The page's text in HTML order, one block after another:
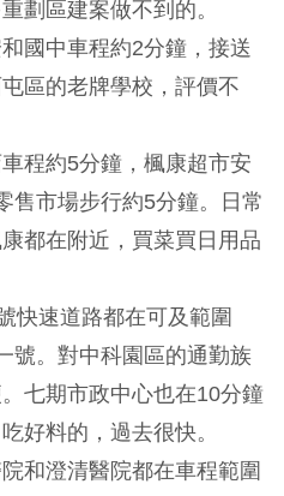
劃區建案做不到的。
國中車程約2分鐘，接送
區的老牌學校，評價不
車程約5分鐘，楓康超市安
售市場步行約5分鐘。日常
都在附近，買菜買日用品
快速道路都在可及範圍
號。對中科園區的通勤族
七期市政中心也在10分鐘
好料的，過去很快。
和澄清醫院都在車程範圍